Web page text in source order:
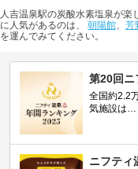
人吉温泉駅の炭酸水素塩泉が
に人気があるのは、 朝陽館、 芳
を運んでみてください。
第20回ニ
全国約2.2
気施設は…
ニフティ